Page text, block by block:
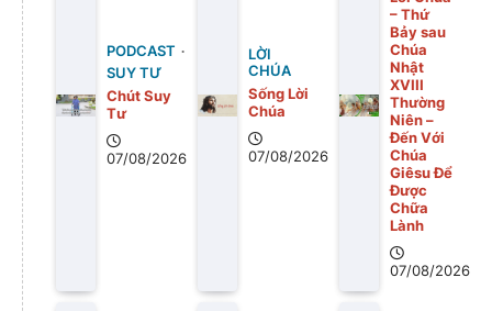
PODCAST
SUY TƯ
Chút Suy
Tư
07/08/2026
LỜI
CHÚA
Sống Lời
Chúa
07/08/2026
– Thứ
Bảy sau
Chúa
Nhật
XVIII
Thường
Niên –
Đến Với
Chúa
Giêsu Để
Được
Chữa
Lành
07/08/2026